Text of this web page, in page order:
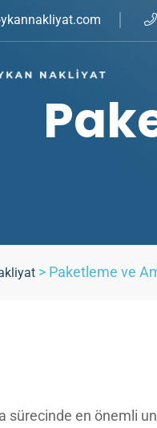
> Paketleme ve
sürecinde en önemli